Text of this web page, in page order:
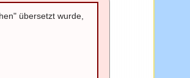
übersetzt wurde,